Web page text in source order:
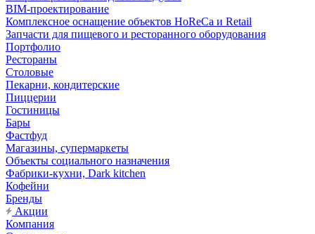
BIM-проектирование
Комплексное оснащение объектов HoReCa и Retail
Запчасти для пищевого и ресторанного оборудования
Портфолио
Рестораны
Столовые
Пекарни, кондитерские
Пиццерии
Гостиницы
Бары
Фастфуд
Магазины, супермаркеты
Объекты социального назначения
Фабрики-кухни, Dark kitchen
Кофейни
Бренды
Акции
Компания